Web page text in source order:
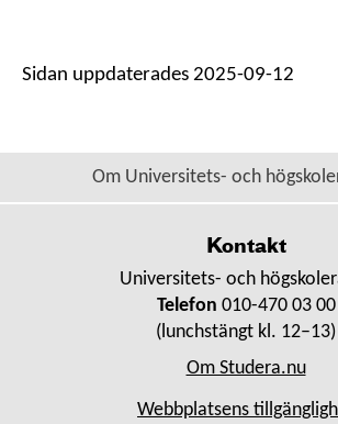
Sidan uppdaterades 2025-09-12
Om Universitets- och
Kontakt
Universitets- och
Telefon 010-470 03 00
(lunchstängt kl. 12–13)
Om Studera.nu
Webbplatsens